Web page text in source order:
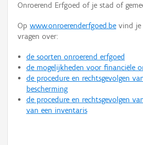
Aanmelden
Onroerend Erfgoed of je stad of
Op www.onroerenderfgoed.be vind
vragen over:
de soorten onroerend erfgoed
de mogelijkheden voor financiële
de procedure en rechtsgevolgen
bescherming
de procedure en rechtsgevolgen
van een inventaris